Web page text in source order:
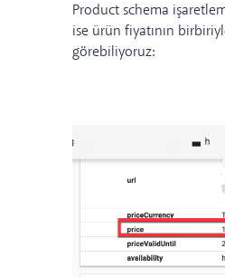
Product schema
ise ürün fiyatının
görebiliyoruz: